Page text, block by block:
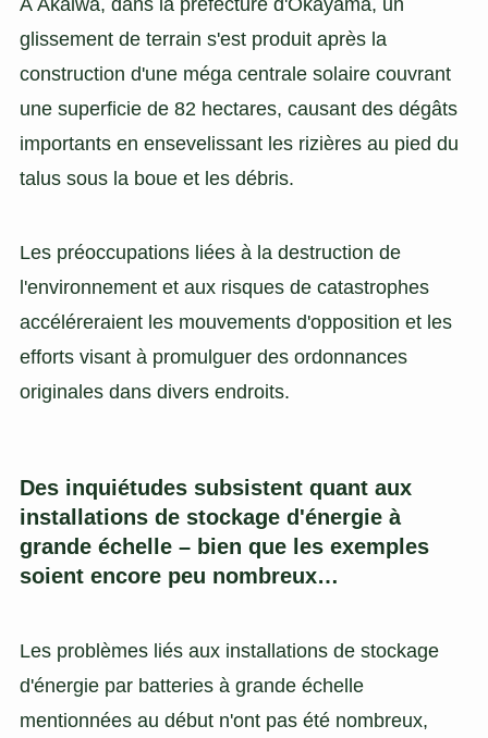
glissement de terrain s'est produit après la
construction d'une méga centrale solaire couvrant
une superficie de 82 hectares, causant des dégâts
importants en ensevelissant les rizières au pied du
talus sous la boue et les débris.
Les préoccupations liées à la destruction de
l'environnement et aux risques de catastrophes
accéléreraient les mouvements d'opposition et les
efforts visant à promulguer des ordonnances
originales dans divers endroits.
Des inquiétudes subsistent quant aux
installations de stockage d'énergie à
grande échelle – bien que les exemples
soient encore peu nombreux…
Les problèmes liés aux installations de stockage
d'énergie par batteries à grande échelle
mentionnées au début n'ont pas été nombreux,